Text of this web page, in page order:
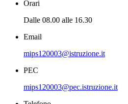
Orari
Dalle 08.00 alle 16.30
Email
mips120003@istruzione.it
PEC
mips120003@pec.istruzione.it